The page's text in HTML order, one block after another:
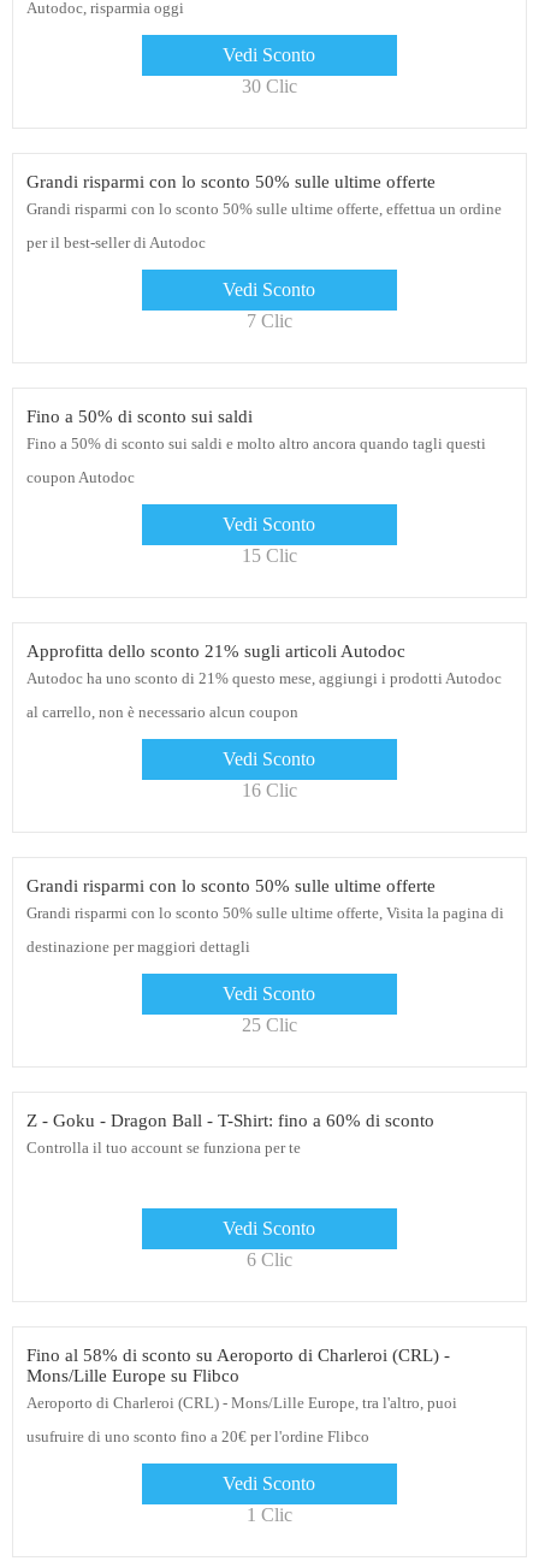
Autodoc, risparmia oggi
Vedi Sconto
30 Clic
Grandi risparmi con lo sconto 50% sulle ultime offerte
Grandi risparmi con lo sconto 50% sulle ultime offerte, effettua un ordine
per il best-seller di Autodoc
Vedi Sconto
7 Clic
Fino a 50% di sconto sui saldi
Fino a 50% di sconto sui saldi e molto altro ancora quando tagli questi
coupon Autodoc
Vedi Sconto
15 Clic
Approfitta dello sconto 21% sugli articoli Autodoc
Autodoc ha uno sconto di 21% questo mese, aggiungi i prodotti Autodoc
al carrello, non è necessario alcun coupon
Vedi Sconto
16 Clic
Grandi risparmi con lo sconto 50% sulle ultime offerte
Grandi risparmi con lo sconto 50% sulle ultime offerte, Visita la pagina di
destinazione per maggiori dettagli
Vedi Sconto
25 Clic
Z - Goku - Dragon Ball - T-Shirt: fino a 60% di sconto
Controlla il tuo account se funziona per te
Vedi Sconto
6 Clic
Fino al 58% di sconto su Aeroporto di Charleroi (CRL) -
Mons/Lille Europe su Flibco
Aeroporto di Charleroi (CRL) - Mons/Lille Europe, tra l'altro, puoi
usufruire di uno sconto fino a 20€ per l'ordine Flibco
Vedi Sconto
1 Clic